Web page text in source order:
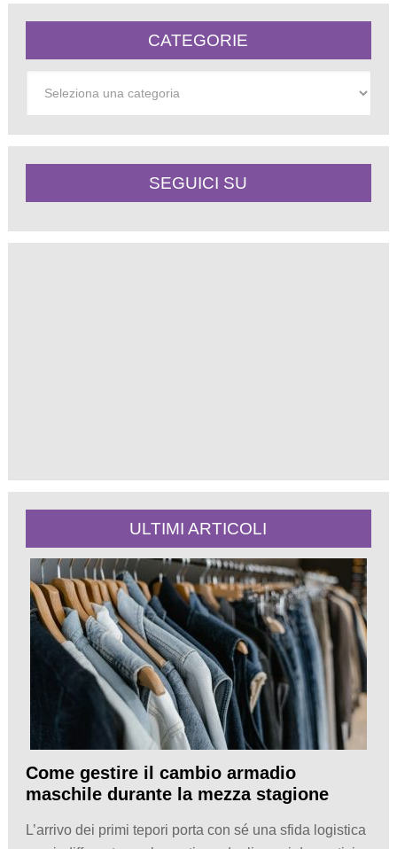
CATEGORIE
SEGUICI SU
ULTIMI ARTICOLI
Come gestire il cambio armadio
maschile durante la mezza stagione
L’arrivo dei primi tepori porta con sé una sfida logistica